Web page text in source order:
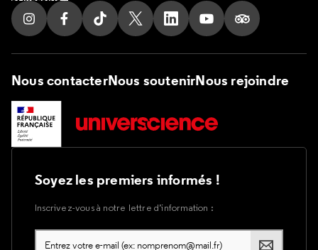
Suivez nous sur Instagram
Suivez nous sur Facebook
Suivez nous sur Tik Tok
Suivez nous sur X
Suivez nous sur LinkedIn
Suivez nous sur
Suivez nous
Nous contacterNous soutenirNous rejoindre
Soyez les premiers informés !
Inscrivez-vous à notre lettre d’information :